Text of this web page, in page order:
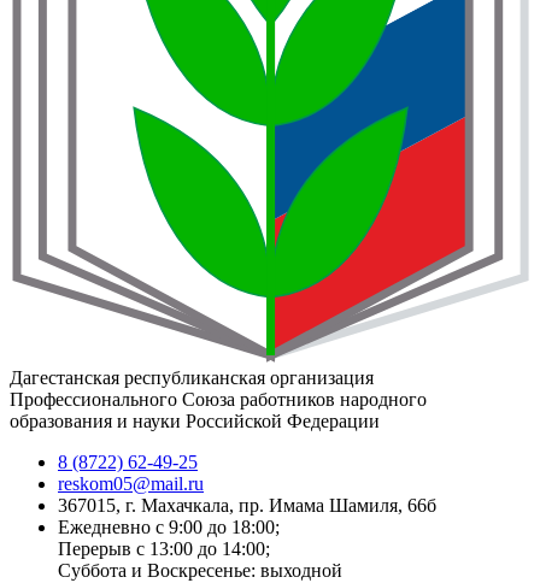
Дагестанская республиканская организация
Профессионального Союза работников народного
образования и науки Российской Федерации
8 (8722) 62-49-25
reskom05@mail.ru
367015, г. Махачкала, пр. Имама Шамиля, 66б
Ежедневно с 9:00 до 18:00;
Перерыв с 13:00 до 14:00;
Суббота и Воскресенье: выходной